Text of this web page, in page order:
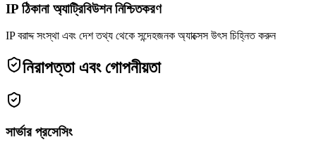
IP ঠিকানা অ্যাট্রিবিউশন নিশ্চিতকরণ
IP বরাদ্দ সংস্থা এবং দেশ তথ্য থেকে সন্দেহজনক অ্যাক্সেস উৎস চিহ্নিত করুন
নিরাপত্তা এবং গোপনীয়তা
সার্ভার প্রসেসিং